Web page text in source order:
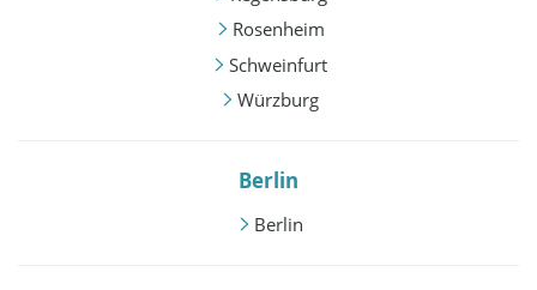
Rosenheim
Schweinfurt
Würzburg
Berlin
Berlin